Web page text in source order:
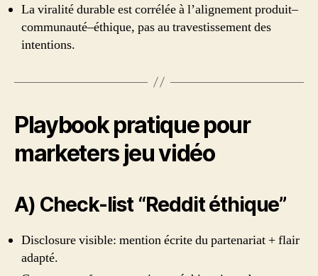
La viralité durable est corrélée à l’alignement produit–
communauté–éthique, pas au travestissement des
intentions.
Playbook pratique pour
marketers jeu vidéo
A) Check-list “Reddit éthique”
Disclosure visible: mention écrite du partenariat + flair
adapté.